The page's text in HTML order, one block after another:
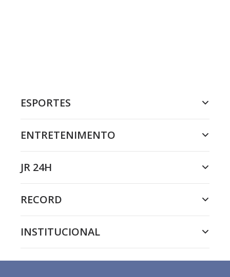
ESPORTES
ENTRETENIMENTO
JR 24H
RECORD
INSTITUCIONAL